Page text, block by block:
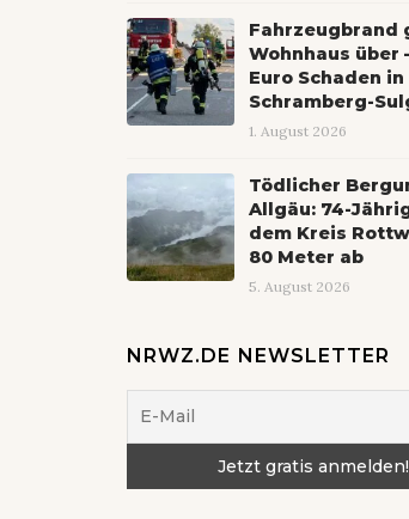
Fahrzeugbrand
Wohnhaus über
Euro Schaden in
Schramberg-
1. August 2026
Tödlicher
Allgäu: 74-
dem Kreis
80 Meter ab
5. August 2026
NRWZ.DE NEWSLETTER